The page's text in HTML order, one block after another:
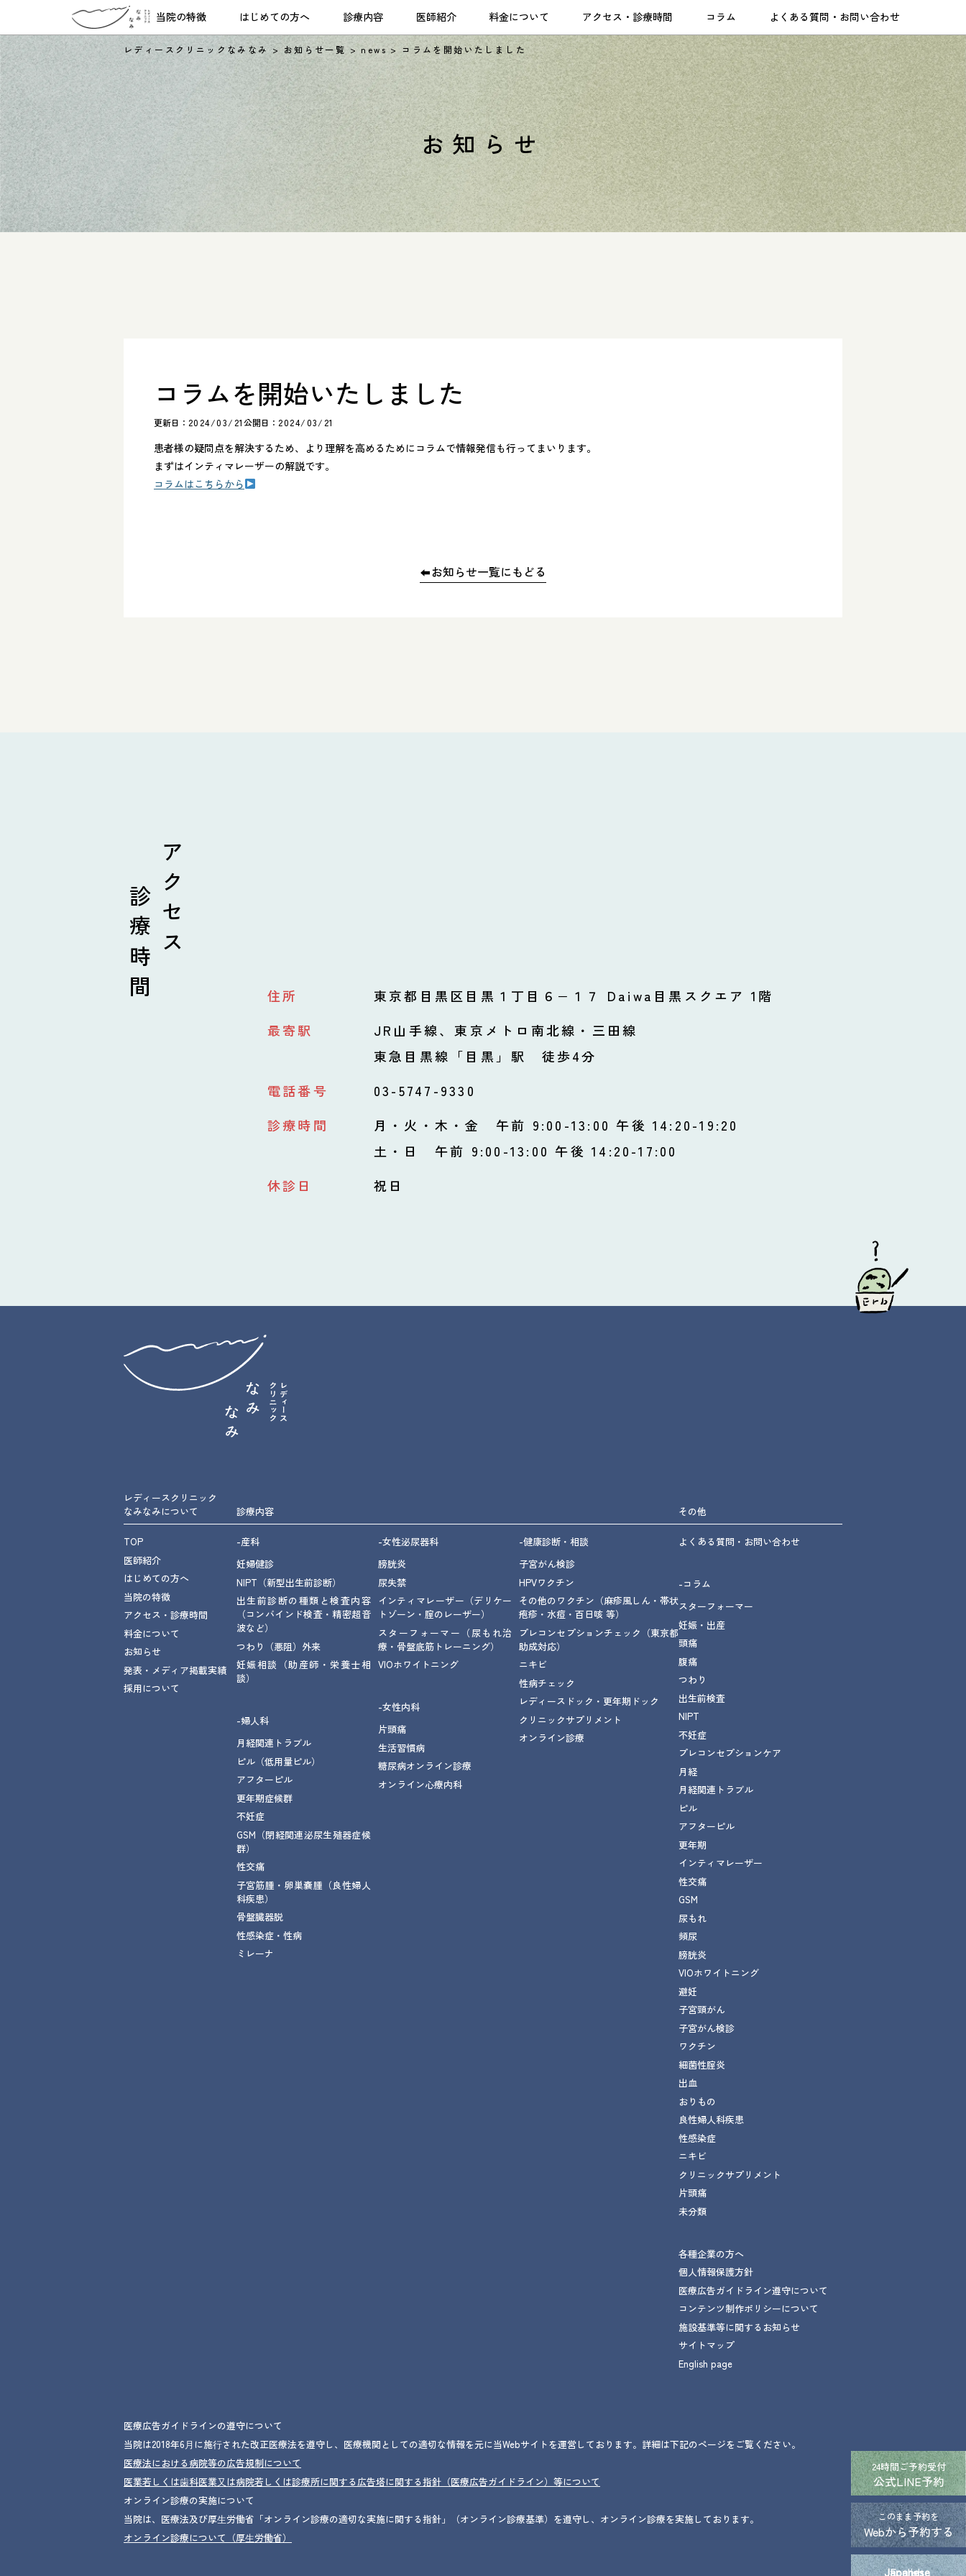
当院の特徴 はじめての方へ 診療内容 医師紹介 料金について アクセス・診療時間 コラム よくある質問・お問い合わせ
レディースクリニックなみなみ > お知らせ一覧 >news> コラムを開始いたしました
お知らせ
コラムを開始いたしました
更新日： 2024/03/21公開日： 2024/03/21
患者様の疑問点を解決するため、より理解を高めるためにコラムで情報発信も行ってまいります。
まずはインティマレーザーの解説です。
コラムはこちらから
お知らせ一覧にもどる
アクセス
診療時間 住所 東京都目黒区目黒１丁目６−１７ Daiwa目黒スクエア 1階
最寄駅
JR山手線、東京メトロ南北線・三田線
東急目黒線「目黒」駅 徒歩4分
電話番号
03-5747-9330
診療時間
月・火・木・金 午前 9:00-13:00 午後 14:20-19:20
土・日 午前 9:00-13:00 午後 14:20-17:00
休診日
祝日
レディースクリニック
なみなみについて
TOP
医師紹介
はじめての方へ
当院の特徴
アクセス・診療時間
料金について
お知らせ
発表・メディア掲載実績
採用について
診療内容
-産科
妊婦健診
NIPT（新型出生前診断）
出生前診断の種類と検査内容
（コンバインド検査・精密超音
波など）
つわり（悪阻）外来
妊娠相談
（助産師・栄養士相
談）
-婦人科
月経関連トラブル
ピル（低用量ピル）
アフターピル
更年期症候群
不妊症
GSM （閉経関連泌尿生殖器症候
群）
性交痛
子宮筋腫・卵巣嚢腫 （良性婦人
科疾患）
骨盤臓器脱
性感染症・性病
ミレーナ
-女性泌尿器科
膀胱炎
尿失禁
インティマレーザー （デリケー
トゾーン・腟のレーザー）
スターフォーマー （尿もれ治
療 ・骨盤底筋トレーニング）
VIOホワイトニング
-女性内科
片頭痛
生活習慣病
糖尿病オンライン診療
オンライン心療内科
-健康診断・相談
子宮がん検診
HPVワクチン
その他のワクチン （麻疹風しん・帯状
疱疹・水痘・百日咳 等）
プレコンセプションチェック （東京都
助成対応）
ニキビ
性病チェック
レディースドック・更年期ドック
クリニックサプリメント
オンライン診療
その他
よくある質問・お問い合わせ
-コラム
スターフォーマー
妊娠・出産
頭痛
腹痛
つわり
出生前検査
NIPT
不妊症
プレコンセプションケア
月経
月経関連トラブル
ピル
アフターピル
更年期
インティマレーザー
性交痛
GSM
尿もれ
頻尿
膀胱炎
VIOホワイトニング
避妊
子宮頸がん
子宮がん検診
ワクチン
細菌性腟炎
出血
おりもの
良性婦人科疾患
性感染症
ニキビ
クリニックサプリメント
片頭痛
未分類
各種企業の方へ
個人情報保護方針
医療広告ガイドライン遵守について
コンテンツ制作ポリシーについて
施設基準等に関するお知らせ
サイトマップ
English page
医療広告ガイドラインの遵守について
当院は2018年6⽉に施⾏された改正医療法を遵守し、医療機関としての適切な情報を元に当Webサイトを運営しております。詳細は下記のページをご覧ください。
医療法における病院等の広告規制について
医業若しくは⻭科医業⼜は病院若しくは診療所に関する広告塔に関する指針（医療広告ガイドライン）等について
オンライン診療の実施について
当院は、医療法及び厚⽣労働省「オンライン診療の適切な実施に関する指針」（オンライン診療基準）を遵守し、オンライン診療を実施しております。
オンライン診療について（厚⽣労働省）
24時間ご予約受付
公式LINE予約
このまま予約を
Webから予約する
English
Japanese